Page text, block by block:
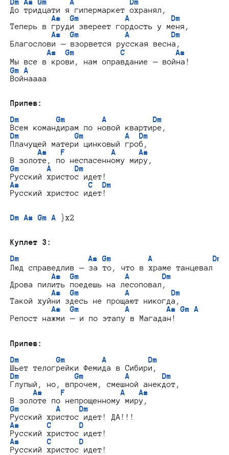
Dm A# Gm     A            Dm
До тридцати я гипермаркет охранял,
A#  Gm          A         Dm
Теперь в груди звереет гордость у меня,
A#  Gm          A         Dm
Благослови — взорвется русская весна,
A#  Gm          C           A#
Gm A
Войнаааа
Припев:
Dm        Gm        A          Dm
Dm            Gm         A  Dm
Плачущей матери цинковый гроб,
A#   F          A     A#
Gm      A     Dm
A#               C  Dm
Русский христос идет!
Dm A# Gm A }x2
Куплет 3:
Dm               A# Gm        A             Dm
Люд справедлив — за то, что в храме танцевал
A#  Gm          A       Dm
Дрова пилить поедешь на лесоповал,
A#  Gm          A         Dm
Такой хуйни здесь не прощают никогда,
A#  Gm          A        A# Gm A
Репост нажми — и по этапу в Магадан!
Припев:
Dm        Gm        A         Dm
Dm            Gm         A       Dm
Глупый, но, впрочем, смешной анекдот,
A#    F            A   A#
Gm        A    Dm
A#      C      D
A#      C      D